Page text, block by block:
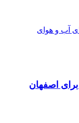
اصفهان